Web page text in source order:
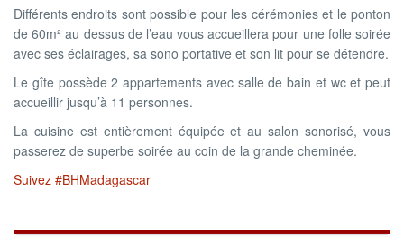
Différents endroits sont possible pour les cérémonies et le ponton
de 60m² au dessus de l’eau vous accueillera pour une folle soirée
avec ses éclairages, sa sono portative et son lit pour se détendre.
Le gîte possède 2 appartements avec salle de bain et wc et peut
accueillir jusqu’à 11 personnes.
La cuisine est entièrement équipée et au salon sonorisé, vous
passerez de superbe soirée au coin de la grande cheminée.
Suivez #BHMadagascar